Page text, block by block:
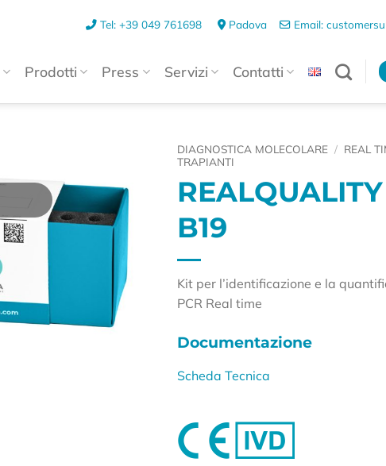
Tel: +39 049 761698 Padova Email:
Prodotti Press Servizi Contatti
DIAGNOSTICA MOLECOLARE / REAL
TRAPIANTI
B19
Kit per l’identificazione e la
PCR Real time
Documentazione
Scheda Tecnica